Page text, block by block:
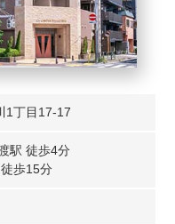
1丁目17-17
駅 徒歩4分
歩15分